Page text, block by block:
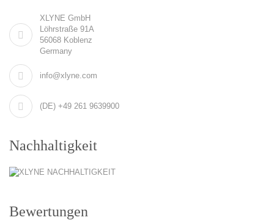
XLYNE GmbH
Löhrstraße 91A
56068 Koblenz
Germany
info@xlyne.com
(DE) +49 261 9639900
Nachhaltigkeit
Bewertungen